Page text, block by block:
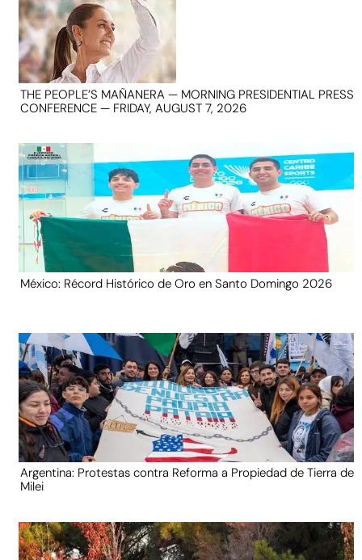
THE PEOPLE’S MAÑANERA — MORNING PRESIDENTIAL PRESS
CONFERENCE — FRIDAY, AUGUST 7, 2026
México: Récord Histórico de Oro en Santo Domingo 2026
Argentina: Protestas contra Reforma a Propiedad de Tierra de
Milei